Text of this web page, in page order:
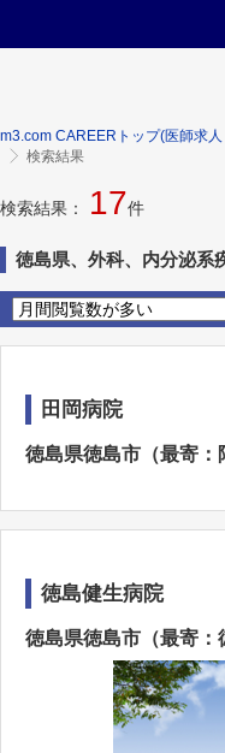
m3.com CAREERトップ(医師求
検索結果
検索結果： 17件
徳島県、外科、内分泌系
田岡病院
徳島県徳島市（最寄
徳島健生病院
徳島県徳島市（最寄：